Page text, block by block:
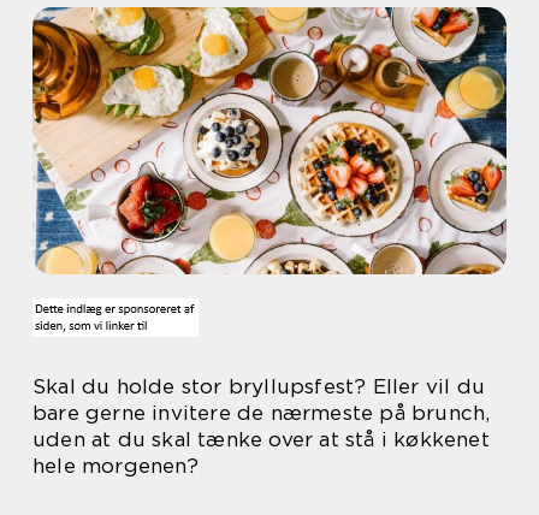
Skal du holde stor bryllupsfest? Eller vil du
bare gerne invitere de nærmeste på brunch,
uden at du skal tænke over at stå i køkkenet
hele morgenen?